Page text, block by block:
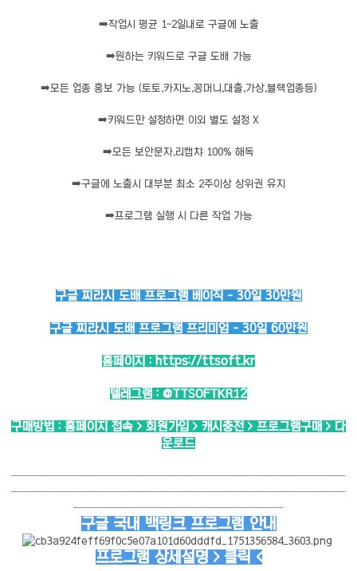
➡️작업시 평균 1~2일내로 구글에 노출
➡️원하는 키워드로 구글 도배 가능
➡️모든 업종 홍보 가능 (토토,카지노,꽁머니,대출,가상,블랙업종등)
➡️키워드만 설정하면 이외 별도 설정 X
➡️모든 보안문자,리캡챠 100% 해독
➡️구글에 노출시 대부분 최소 2주이상 상위권 유지
➡️프로그램 실행 시 다른 작업 가능
구글 찌라시 도배 프로그램 베이직 - 30일 30만원
구글 찌라시 도배 프로그램 프리미엄 - 30일 60만원
홈페이지 : https://ttsoft.kr
텔레그램 : @TTSOFTKR12
구매방법 : 홈페이지 접속 > 회원가입 > 캐시충전 > 프로그램구매 > 다
운로드
───────────────────────────────────
───────────────────────────────────
──────────────────────
구글 국내 백링크 프로그램 안내
프로그램 상세설명 > 클릭 <